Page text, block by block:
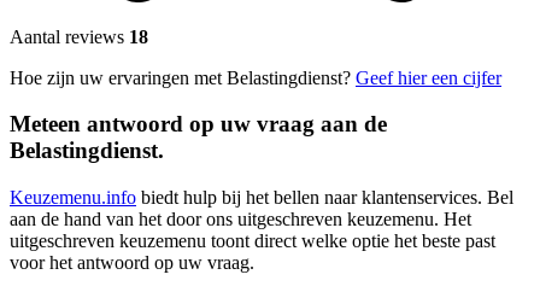
Aantal reviews 18
Hoe zijn uw ervaringen met Belastingdienst? Geef hier een cijfer
Meteen antwoord op uw vraag aan de
Belastingdienst.
Keuzemenu.info biedt hulp bij het bellen naar klantenservices. Bel
aan de hand van het door ons uitgeschreven keuzemenu. Het
uitgeschreven keuzemenu toont direct welke optie het beste past
voor het antwoord op uw vraag.